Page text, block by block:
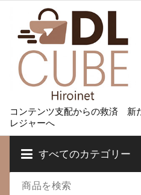
プ
コンテンツ支配からの救済 新
レジャーへ
すべてのカテゴリー